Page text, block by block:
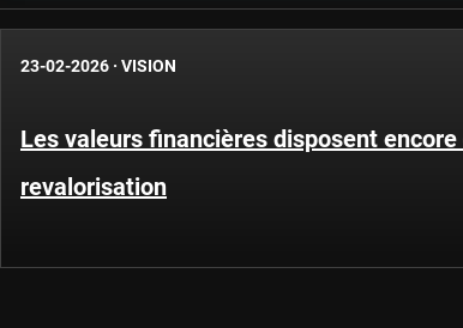
23-02-2026 · VISION
Les valeurs financières disposent encore
revalorisation